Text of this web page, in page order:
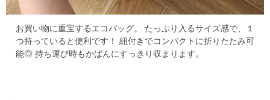
お買い物に重宝するエコバッグ。
たっぷり入るサイズ感で、１
つ持っていると便利です！
紐付きでコンパクトに折りたたみ可
能◎ 持ち運び時もかばんにすっきり収まります。